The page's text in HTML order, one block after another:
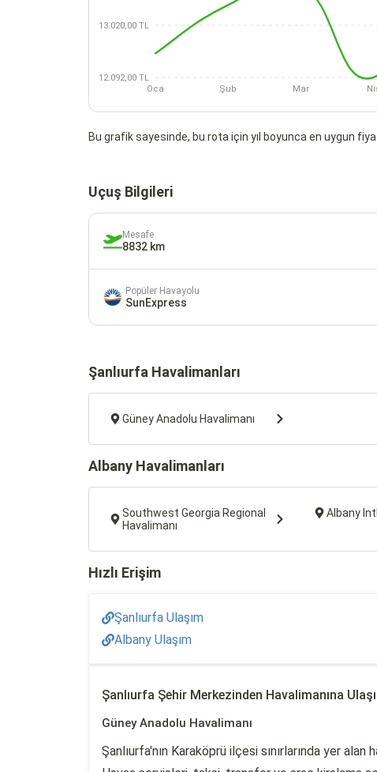
13.020,00 TL
12.092,00 TL
Oca
Şub Mar
Bu grafik sayesinde, bu rota için yıl boyunca en uygun
Uçuş Bilgileri
Mesafe
8832 km
Popüler Havayolu
SunExpress
Şanlıurfa Havalimanları
Güney Anadolu Havalimanı
Albany Havalimanları
Southwest Georgia Regional
Havalimanı
Albany
Hızlı Erişim
Şanlıurfa Ulaşım
Albany Ulaşım
Şanlıurfa Şehir Merkezinden Havalimanına
Güney Anadolu Havalimanı
Şanlıurfa'nın Karaköprü ilçesi sınırlarında yer